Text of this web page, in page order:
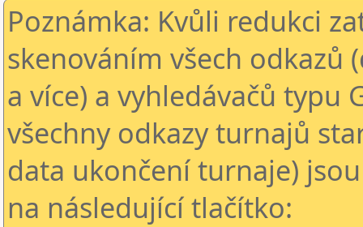
Poznámka: Kvůli redukci
skenováním všech odkazů
a více) a vyhledávačů typu
všechny odkazy turnajů
data ukončení turnaje)
na následující tlačítko: